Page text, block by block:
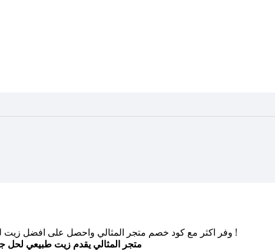
وفر اكثر مع كود خصم متجر المثالي واحصل على افضل زيت لحل مشاكل الشعر !
متجر المثالي يقدم زيت طبيعي لحل